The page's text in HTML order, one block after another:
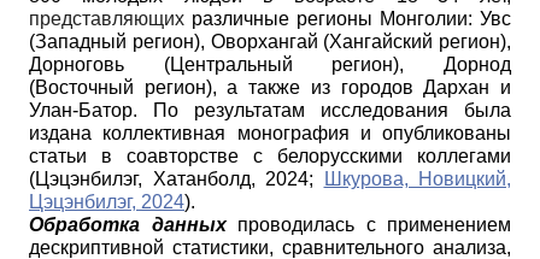
представляющих различные регионы Монголии: Увс
(Западный регион), Оворхангай (Хангайский регион),
Дорноговь (Центральный регион), Дорнод
(Восточный регион), а также из городов Дархан и
Улан-Батор. По результатам исследования была
издана коллективная монография и опубликованы
статьи в соавторстве с белорусскими коллегами
(Цэцэнбилэг, Хатанболд, 2024;
Шкурова, Новицкий,
Цэцэнбилэг, 2024).
Обработка данныхпроводилась с применением
дескриптивной статистики, сравнительного анализа,